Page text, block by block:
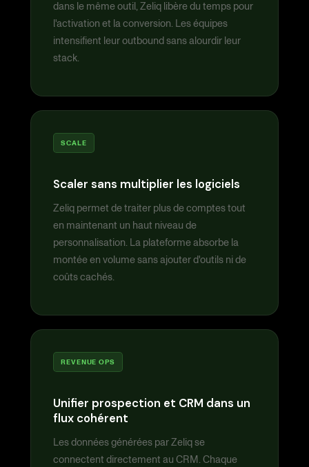
dans le même outil, Zeliq libère du temps pour
l'activation et la conversion. Les équipes
intensifient leur outbound sans alourdir leur
stack.
SCALE
Scaler sans multiplier les logiciels
Zeliq permet de traiter plus de comptes tout
en maintenant un haut niveau de
personnalisation. La plateforme absorbe la
montée en volume sans ajouter d'outils ni de
coûts cachés.
REVENUE OPS
Unifier prospection et CRM dans un
flux cohérent
Les données générées par Zeliq se
connectent directement au CRM. Chaque